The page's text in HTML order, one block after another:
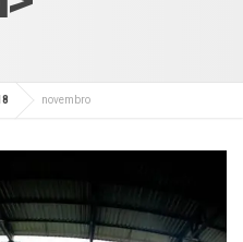
novembro